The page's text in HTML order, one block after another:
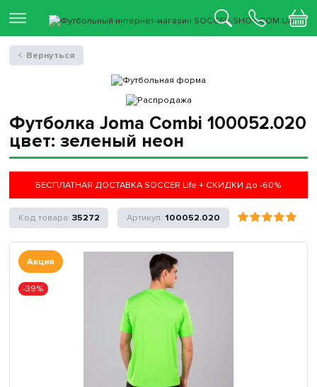
Футболка Joma Combi 100052.020
цвет: зеленый неон
БЕСПЛАТНАЯ ДОСТАВКА SOCCER Life + СКИДКИ до -60%
35272 100052.020
Акция
-39%
Вернуться